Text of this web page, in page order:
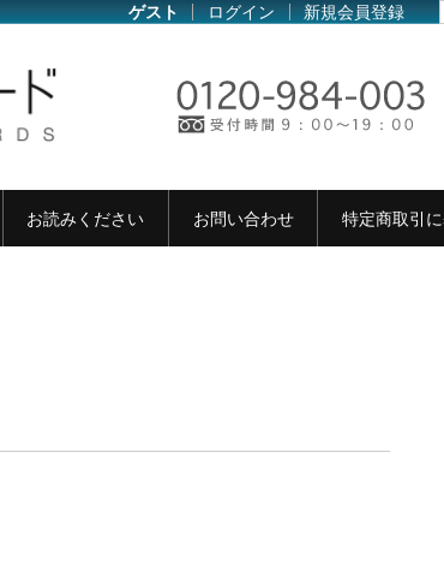
ゲスト ログイン 新規会員登録
お読みください お問い合わせ 特定商取引